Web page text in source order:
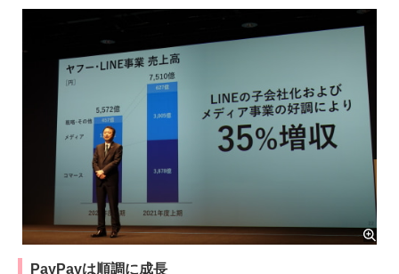
PayPayは順調に成長